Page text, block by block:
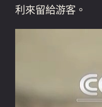
利來留給游客。